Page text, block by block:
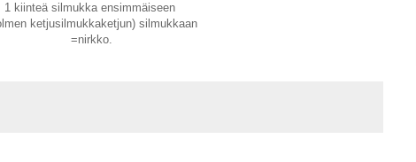
1 kiinteä silmukka ensimmäiseen
ketjusilmukkaketjun) silmukkaan
=nirkko.